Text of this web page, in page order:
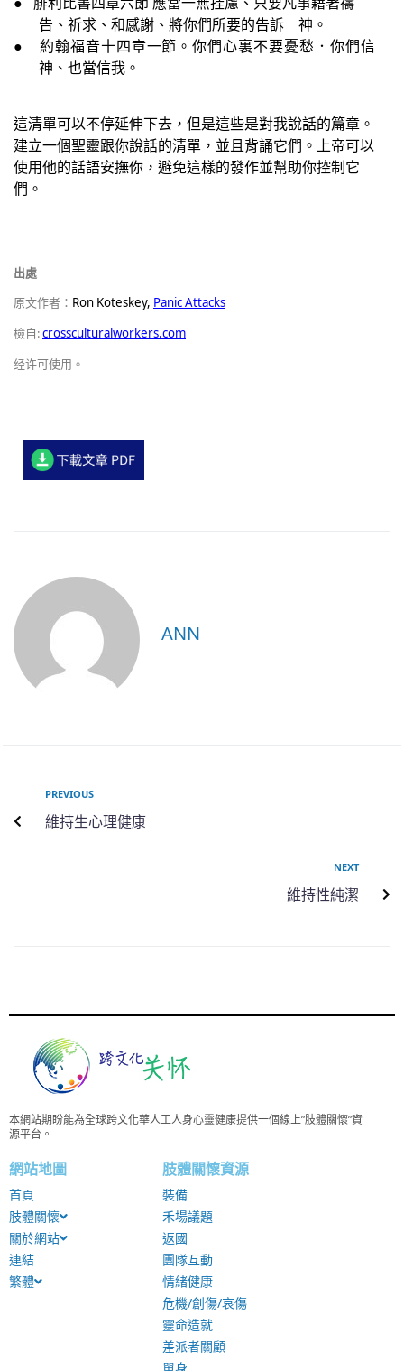
告、祈求、和感謝、將你們所要的告訴 神。
●
約翰福音十四章一節。你們心裏不要憂愁．你們信
神、也當信我。
這清單可以不停延伸下去，但是這些是對我說話的篇章。
建立一個聖靈跟你說話的清單，並且背誦它們。上帝可以
使用他的話語安撫你，避免這樣的發作並幫助你控制它
們。
出處
原文作者： Ron Koteskey, Panic Attacks
檢自:crossculturalworkers.com
经许可使用。
ANN
PREVIOUS
維持生心理健康
NEXT
維持性純潔
本網站期盼能為全球跨文化華人工人身心靈健康提供一個線上”肢體關懷”資
源平台。
網站地圖
首頁
肢體關懷
關於網站
連結
繁體
肢體關懷資源
裝備
禾場議題
返國
團隊互動
情緒健康
危機/創傷/哀傷
靈命造就
差派者關顧